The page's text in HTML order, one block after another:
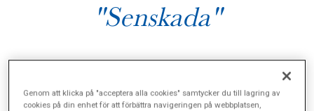
"Senskada"
Genom att klicka på "acceptera alla cookies" samtycker du till lagring av
cookies på din enhet för att förbättra navigeringen på webbplatsen,